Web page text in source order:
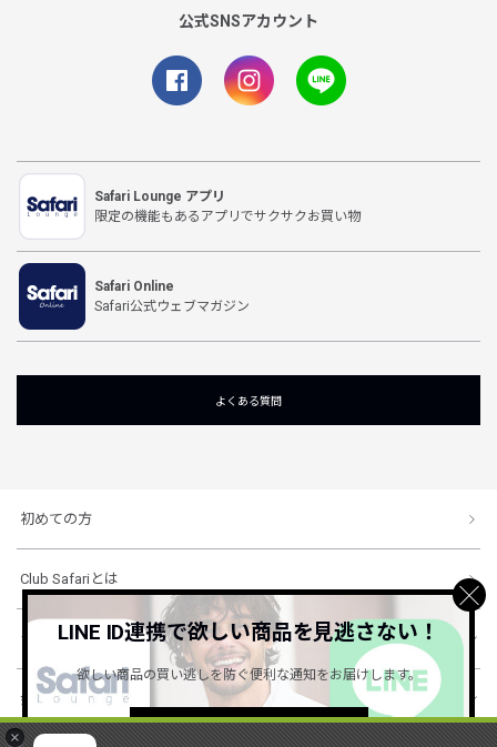
×
公式SNSアカウント
Safari Lounge アプリ
限定の機能もあるアプリでサクサクお買い物
Safari Online
Safari公式ウェブマガジン
よくある質問
初めての方
Club Safariとは
ショッピングガイド
会社概要・規約
LINE ID連携で欲しい商品を見逃さない！
欲しい商品の買い逃しを防ぐ便利な通知をお届けします。
詳しくはこちら ＞